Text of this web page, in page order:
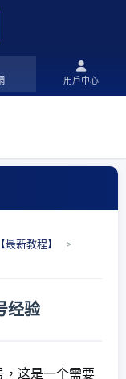
用戶中心
新教程】
>
经验
这是一个需要